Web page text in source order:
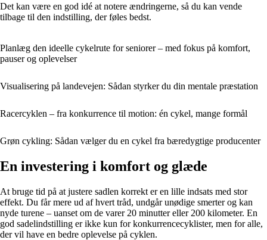
Det kan være en god idé at notere ændringerne, så du kan vende
tilbage til den indstilling, der føles bedst.
Planlæg den ideelle cykelrute for seniorer – med fokus på komfort,
pauser og oplevelser
Visualisering på landevejen: Sådan styrker du din mentale præstation
Racercyklen – fra konkurrence til motion: én cykel, mange formål
Grøn cykling: Sådan vælger du en cykel fra bæredygtige producenter
En investering i komfort og glæde
At bruge tid på at justere sadlen korrekt er en lille indsats med stor
effekt. Du får mere ud af hvert tråd, undgår unødige smerter og kan
nyde turene – uanset om de varer 20 minutter eller 200 kilometer. En
god sadelindstilling er ikke kun for konkurrencecyklister, men for alle,
der vil have en bedre oplevelse på cyklen.